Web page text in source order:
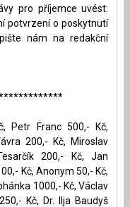
pro příjemce uvést:
potvrzení o poskytnutí
nám na redakční
Petr Franc 500,- Kč,
200,- Kč, Miroslav
200,- Kč, Jan
Kč, Anonym 50,- Kč,
1000,- Kč, Václav
Kč, Dr. Ilja Baudyš